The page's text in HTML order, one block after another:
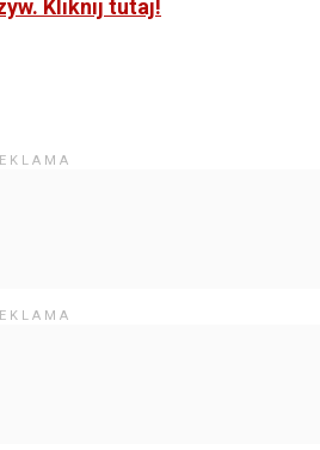
Kliknij tutaj!